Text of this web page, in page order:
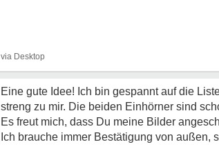
Eine gute Idee! Ich bin gespannt auf die
streng zu mir. Die beiden Einhörner sind
Es freut mich, dass Du meine Bilder
Ich brauche immer Bestätigung von außen,